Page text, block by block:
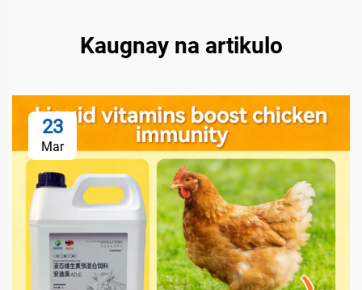
Kaugnay na artikulo
23
Mar